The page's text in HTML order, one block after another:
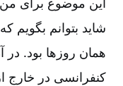
شاید بتوانم
همان روزها بود. در
کنفرانسی در خارج